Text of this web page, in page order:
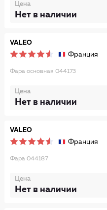
Цена
Нет в наличии
VALEO
Франция
Фара основная 044173
Цена
Нет в наличии
VALEO
Франция
Фара 044187
Цена
Нет в наличии